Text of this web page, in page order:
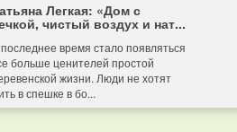
Легкая: «Дом с
чистый воздух и нат...
время стало появляться
больше ценителей простой
жизни. Люди не хотят
в спешке в бо...